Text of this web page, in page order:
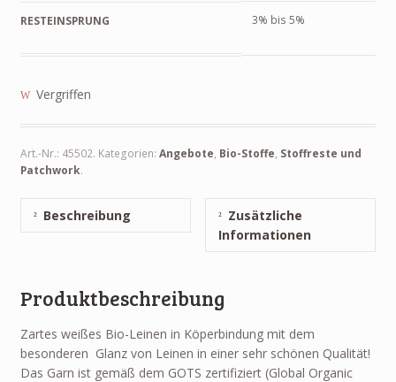
RESTEINSPRUNG 3% bis 5%
Vergriffen
Art.-Nr.: 45502. Kategorien: Angebote, Bio-Stoffe, Stoffreste und
Patchwork.
Beschreibung
Zusätzliche
Informationen
Produktbeschreibung
Zartes weißes Bio-Leinen in Köperbindung mit dem
besonderen Glanz von Leinen in einer sehr schönen Qualität!
Das Garn ist gemäß dem GOTS zertifiziert (Global Organic